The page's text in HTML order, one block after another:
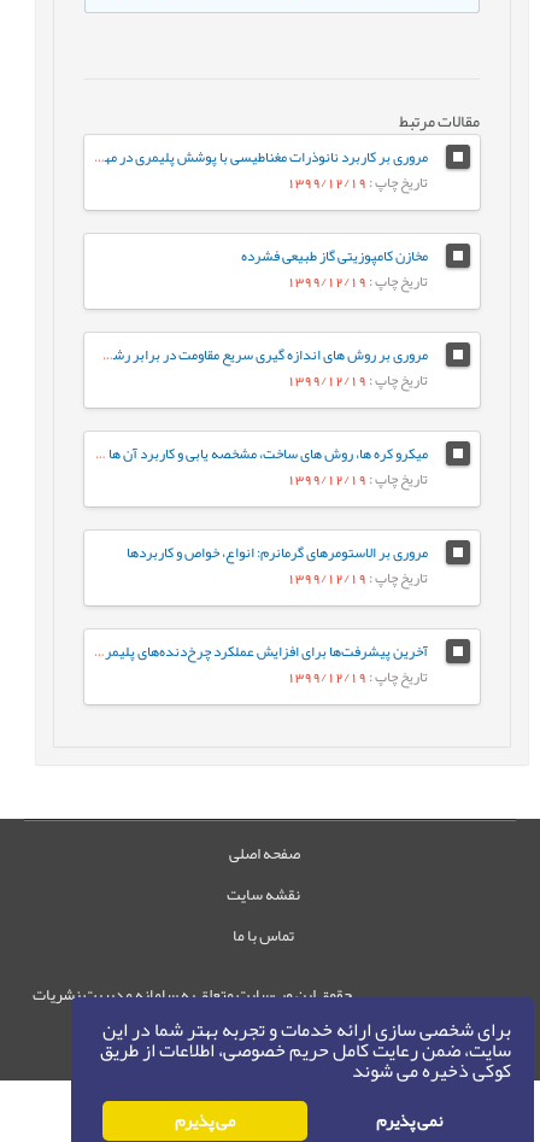
برای شخصی سازی ارائه خدمات و تجربه بهتر شما در این
سایت، ضمن رعایت کامل حریم خصوصی، اطلاعات از طریق
کوکی ذخیره می شوند
نمی پذیرم می پذیرم
مقالات مرتبط
مروری بر کاربرد نانوذرات مغناطیسی با پوشش پلیمری در مهندسی بافت
تاریخ چاپ: 1399/12/19
مخازن کامپوزیتی گاز طبیعی فشرده
تاریخ چاپ: 1399/12/19
مروری بر روش های اندازه گیری سریع مقاومت در برابر رشد آهسته ترک پلی اتیلن سنگین
تاریخ چاپ: 1399/12/19
میکرو کره ها، روش های ساخت، مشخصه يابی و کاربرد آن ها در دارورسانی
تاریخ چاپ: 1399/12/19
مروری بر الاستومرهای گرمانرم: انواع، خواص و کاربردها
تاریخ چاپ: 1399/12/19
آخرین پیشرفت‌ها برای افزایش عملکرد چرخ‌دنده‌های پلیمری در زمینه اصلاح هندسه دنده
تاریخ چاپ: 1399/12/19
صفحه اصلی
نقشه سایت
تماس با ما
حقوق این وب‌سایت متعلق به سامانه مدیریت نشریات
رایمگ است.
حق نشر ©
1405-1396